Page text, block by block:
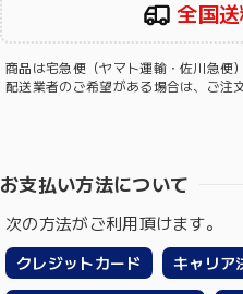
全国
商品は宅急便（ヤマト運輸・佐川急便
配送業者のご希望がある場合は、ご注
お支払い方法について
次の方法がご利用頂けます。
クレジットカード キャリア